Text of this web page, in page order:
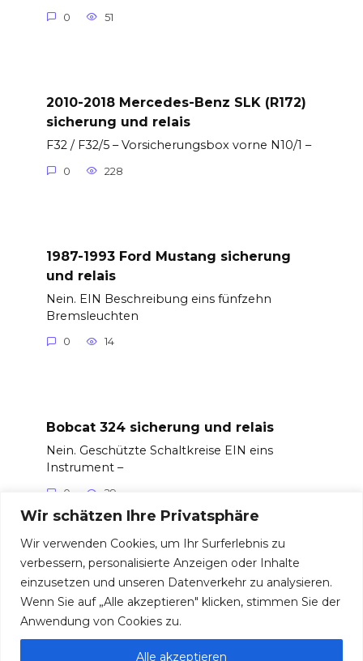
Wir schätzen Ihre Privatsphäre
Wir verwenden Cookies, um Ihr Surferlebnis zu
verbessern, personalisierte Anzeigen oder Inhalte
einzusetzen und unseren Datenverkehr zu analysieren.
Wenn Sie auf „Alle akzeptieren" klicken, stimmen Sie der
Anwendung von Cookies zu.
Alle akzeptieren
0 51
2010-2018 Mercedes-Benz SLK (R172)
sicherung und relais
F32 / F32/5 – Vorsicherungsbox vorne N10/1 –
0 228
1987-1993 Ford Mustang sicherung
und relais
Nein. EIN Beschreibung eins fünfzehn
Bremsleuchten
0 14
Bobcat 324 sicherung und relais
Nein. Geschützte Schaltkreise EIN eins
Instrument –
0 29
© 2026 Sicherungen und Relais